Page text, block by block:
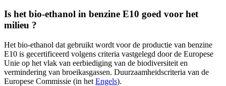
Is het bio-ethanol in benzine E10 goed voor het
milieu ?
Het bio-ethanol dat gebruikt wordt voor de productie van benzine
E10 is gecertificeerd volgens criteria vastgelegd door de Europese
Unie op het vlak van eerbiediging van de biodiversiteit en
vermindering van broeikasgassen. Duurzaamheidscriteria van de
Europese Commissie (in het Engels).